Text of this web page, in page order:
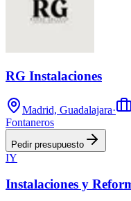
RG Instalaciones
Madrid, Guadalajara·
Fontaneros
Pedir presupuesto
IY
Instalaciones y